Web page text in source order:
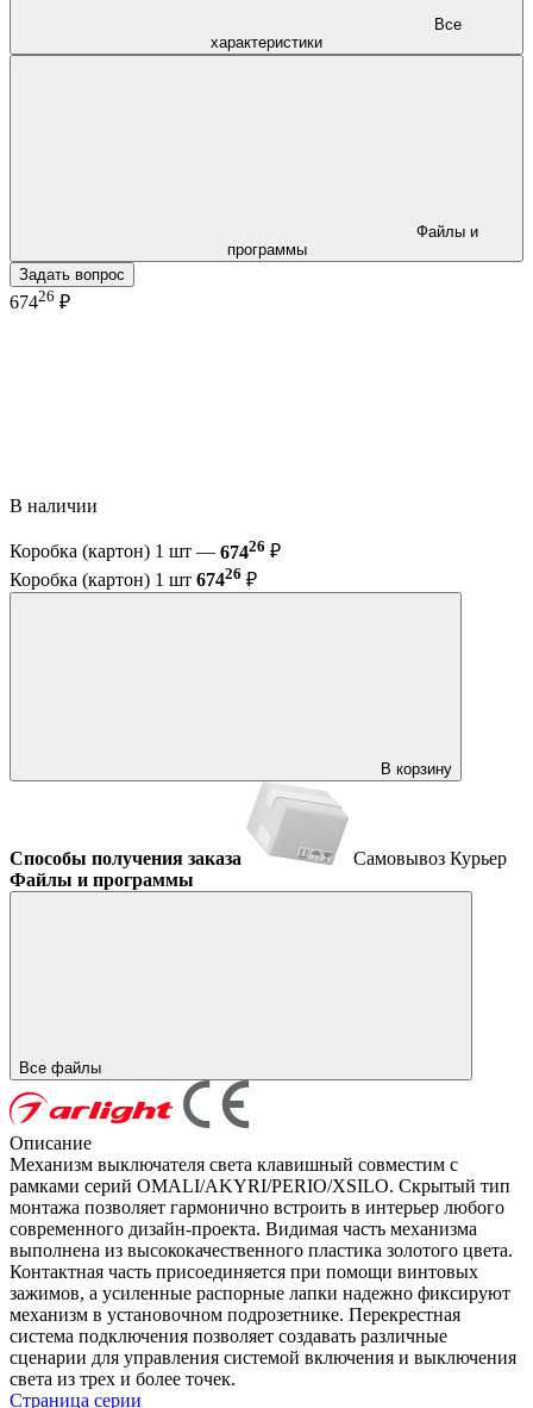
характеристики
программы
Задать вопрос
67426 ₽
В наличии
Коробка (картон) 1 шт — 67426 ₽
Коробка (картон) 1 шт 67426 ₽
В корзину
Способы получения заказа Самовывоз Курьер
Файлы и программы
Все файлы
Описание
Механизм выключателя света клавишный совместим с
рамками серий OMALI/AKYRI/PERIO/XSILO. Скрытый тип
монтажа позволяет гармонично встроить в интерьер любого
современного дизайн-проекта. Видимая часть механизма
выполнена из высококачественного пластика золотого цвета.
Контактная часть присоединяется при помощи винтовых
зажимов, а усиленные распорные лапки надежно фиксируют
механизм в установочном подрозетнике. Перекрестная
система подключения позволяет создавать различные
сценарии для управления системой включения и выключения
света из трех и более точек.
Страница серии